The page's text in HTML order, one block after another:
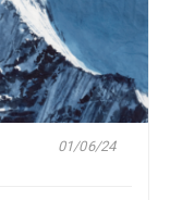
01/06/24